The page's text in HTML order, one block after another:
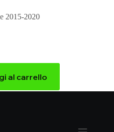
2015-2020
al carrello